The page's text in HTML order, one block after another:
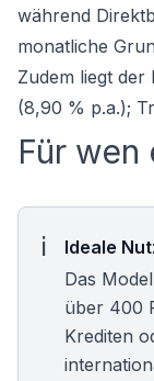
während
monatliche
Zudem liegt
(8,90 % p.a.);
Für
Ideale
Das
über 400
Krediten